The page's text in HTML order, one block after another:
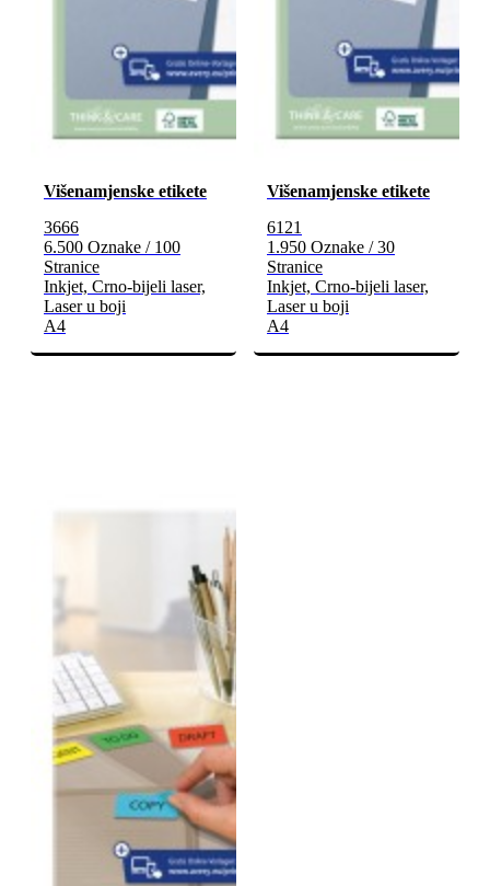
Višenamjenske etikete
3666
6.500 Oznake / 100
Stranice
Inkjet, Crno-bijeli laser,
Laser u boji
A4
Višenamjenske etikete
6121
1.950 Oznake / 30
Stranice
Inkjet, Crno-bijeli laser,
Laser u boji
A4